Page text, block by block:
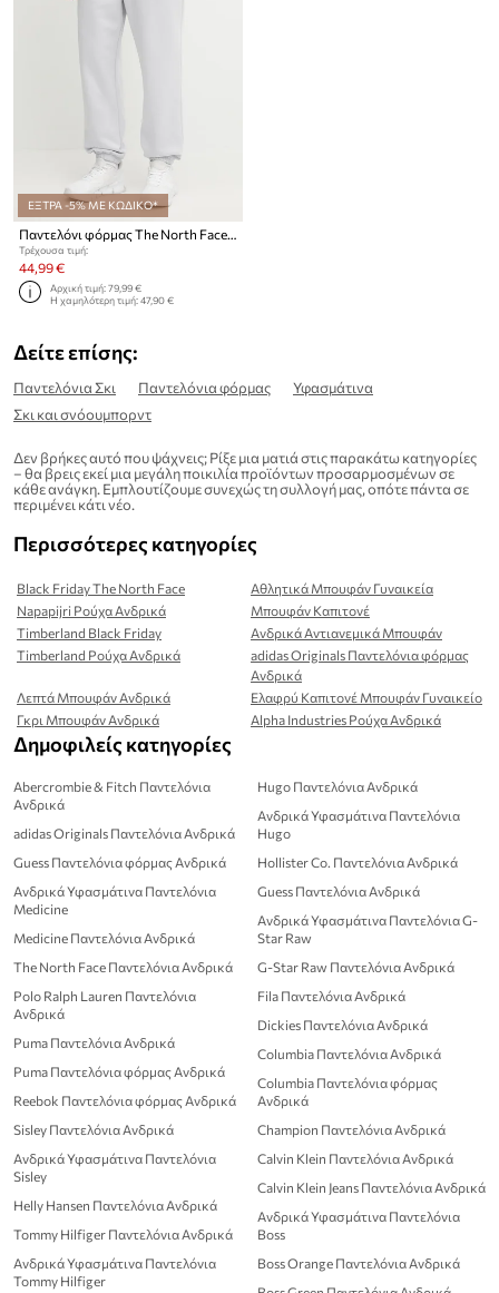
ΕΞΤΡΑ -5% ΜΕ ΚΩΔΙΚΟ*
Παντελόνι φόρμας The North Face Essential Relaxed
Τρέχουσα τιμή:
44,99 €
Αρχική τιμή:79,99 €
Η χαμηλότερη τιμή:47,90 €
Δείτε επίσης:
Παντελόνια Σκι Παντελόνια φόρμας
Υφασμάτινα
Σκι και σνόουμπορντ
Δεν βρήκες αυτό που ψάχνεις; Ρίξε μια ματιά στις παρακάτω κατηγορίες
– θα βρεις εκεί μια μεγάλη ποικιλία προϊόντων προσαρμοσμένων σε
κάθε ανάγκη. Εμπλουτίζουμε συνεχώς τη συλλογή μας, οπότε πάντα σε
περιμένει κάτι νέο.
Περισσότερες κατηγορίες
Black Friday The North Face
Αθλητικά Μπουφάν Γυναικεία
Napapijri Ρούχα Ανδρικά
Μπουφάν Καπιτονέ
Timberland Black Friday
Ανδρικά Αντιανεμικά Μπουφάν
Timberland Ρούχα Ανδρικά
adidas Originals Παντελόνια φόρμας
Ανδρικά
Λεπτά Μπουφάν Ανδρικά
Ελαφρύ Καπιτονέ Μπουφάν Γυναικείο
Γκρι Μπουφάν Ανδρικά
Alpha Industries Ρούχα Ανδρικά
Δημοφιλείς κατηγορίες
Abercrombie & Fitch Παντελόνια
Ανδρικά
adidas Originals Παντελόνια Ανδρικά
Guess Παντελόνια φόρμας Ανδρικά
Ανδρικά Υφασμάτινα Παντελόνια
Medicine
Medicine Παντελόνια Ανδρικά
The North Face Παντελόνια Ανδρικά
Polo Ralph Lauren Παντελόνια
Ανδρικά
Puma Παντελόνια Ανδρικά
Puma Παντελόνια φόρμας Ανδρικά
Reebok Παντελόνια φόρμας Ανδρικά
Sisley Παντελόνια Ανδρικά
Ανδρικά Υφασμάτινα Παντελόνια
Sisley
Helly Hansen Παντελόνια Ανδρικά
Tommy Hilfiger Παντελόνια Ανδρικά
Ανδρικά Υφασμάτινα Παντελόνια
Tommy Hilfiger
Hugo Παντελόνια Ανδρικά
Ανδρικά Υφασμάτινα Παντελόνια
Hugo
Hollister Co. Παντελόνια Ανδρικά
Guess Παντελόνια Ανδρικά
Ανδρικά Υφασμάτινα Παντελόνια G-
Star Raw
G-Star Raw Παντελόνια Ανδρικά
Fila Παντελόνια Ανδρικά
Dickies Παντελόνια Ανδρικά
Columbia Παντελόνια Ανδρικά
Columbia Παντελόνια φόρμας
Ανδρικά
Champion Παντελόνια Ανδρικά
Calvin Klein Παντελόνια Ανδρικά
Calvin Klein Jeans Παντελόνια Ανδρικά
Ανδρικά Υφασμάτινα Παντελόνια
Boss
Boss Orange Παντελόνια Ανδρικά